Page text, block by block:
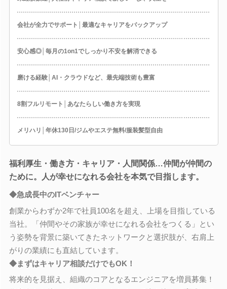
会社が全力でサポート│最適なキャリアをバックアップ
安心感◎│毎月の1on1でしっかり不安を解消できる
磨ける経験│AI・クラウドなど、最先端技術も豊富
8割フルリモート│あなたらしい働き方を実現
メリハリ│年休130日/ジムやエステ無料/服装髪型自由
福利厚生・働き方・キャリア・人間関係…仲間が仲間の
ために。人が幸せになれる会社を本気で目指します。
◆急成長中のITベンチャー
創業からわずか2年で社員100名を超え、上場を目指している
当社。「仲間やその家族が幸せになれる会社をつくる」とい
う姿勢を背景に築いてきたネットワークと選択肢が、右肩上
がりの業績にも直結しています。
◆まずはキャリア相談だけでもOK！
将来的を見据え、組織のコアとなるエンジニアを増員募集！